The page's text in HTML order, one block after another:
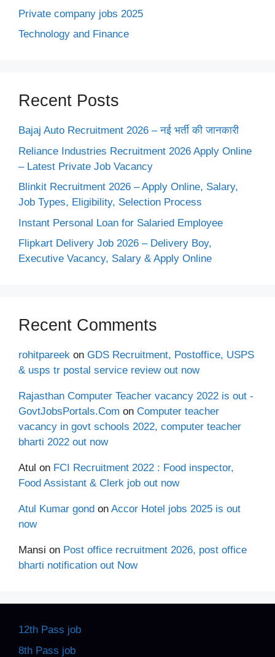
Private company jobs 2025
Technology and Finance
Recent Posts
Bajaj Auto Recruitment 2026 – नई भर्ती की जानकारी
Reliance Industries Recruitment 2026 Apply Online
– Latest Private Job Vacancy
Blinkit Recruitment 2026 – Apply Online, Salary,
Job Types, Eligibility, Selection Process
Instant Personal Loan for Salaried Employee
Flipkart Delivery Job 2026 – Delivery Boy,
Executive Vacancy, Salary & Apply Online
Recent Comments
rohitpareek on GDS Recruitment, Postoffice, USPS
& usps tr postal service review out now
Rajasthan Computer Teacher vacancy 2022 is out -
GovtJobsPortals.Com on Computer teacher
vacancy in govt schools 2022, computer teacher
bharti 2022 out now
Atul on FCI Recruitment 2022 : Food inspector,
Food Assistant & Clerk job out now
Atul Kumar gond on Accor Hotel jobs 2025 is out
now
Mansi on Post office recruitment 2026, post office
bharti notification out Now
12th Pass job
8th Pass job